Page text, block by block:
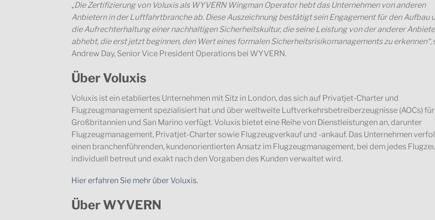
„Die Zertifizierung von Voluxis als WYVERN Wingman Operator hebt das Unternehmen von anderen
Anbietern in der Luftfahrtbranche ab. Diese Auszeichnung bestätigt sein Engagement für den Aufbau
die Aufrechterhaltung einer nachhaltigen Sicherheitskultur, die seine Leistung von der anderer
abhebt, die erst jetzt beginnen, den Wert eines formalen Sicherheitsrisikomanagements zu erkennen“,
Andrew Day, Senior Vice President Operations bei WYVERN.
Über Voluxis
Voluxis ist ein etabliertes Unternehmen mit Sitz in London, das sich auf Privatjet-Charter und
Flugzeugmanagement spezialisiert hat und über weltweite Luftverkehrsbetreiberzeugnisse (AOCs) für
Großbritannien und San Marino verfügt. Voluxis bietet eine Reihe von Dienstleistungen an, darunter
Flugzeugmanagement, Privatjet-Charter sowie Flugzeugverkauf und -ankauf. Das Unternehmen
einen branchenführenden, kundenorientierten Ansatz im Flugzeugmanagement, bei dem jedes
individuell betreut und exakt nach den Vorgaben des Kunden verwaltet wird.
Hier erfahren Sie mehr über Voluxis.
Über WYVERN